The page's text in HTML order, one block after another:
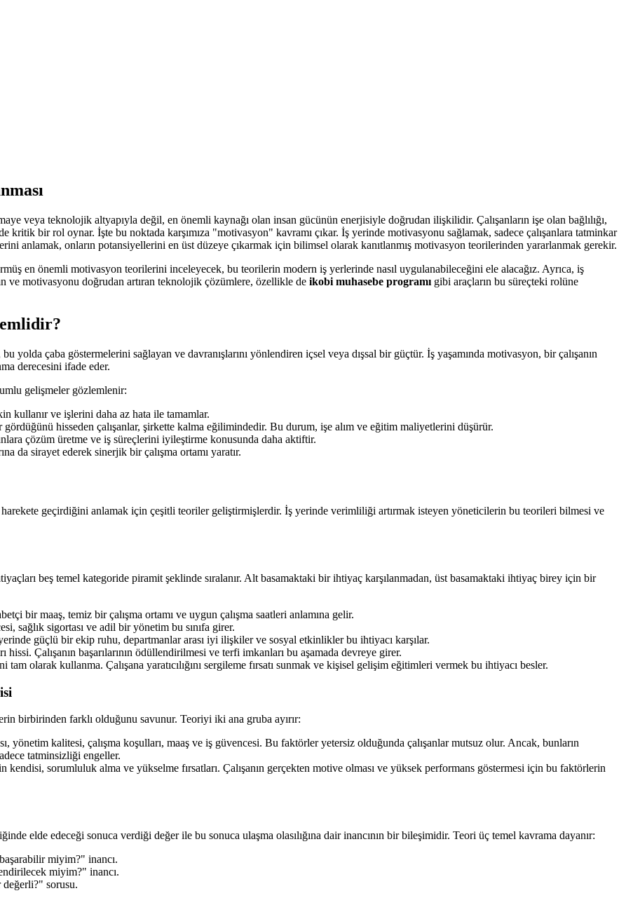
veya teknolojik altyapıyla değil, en önemli kaynağı olan insan gücünün enerjisiyle doğrudan ilişkilidir. Çalışanların işe olan bağlılığı,
bir rol oynar. İşte bu noktada karşımıza "motivasyon" kavramı çıkar. İş yerinde motivasyonu sağlamak, sadece çalışanlara tatminkar
anlamak, onların potansiyellerini en üst düzeye çıkarmak için bilimsel olarak kanıtlanmış motivasyon teorilerinden yararlanmak gerekir.
en önemli motivasyon teorilerini inceleyecek, bu teorilerin modern iş yerlerinde nasıl uygulanabileceğini ele alacağız. Ayrıca, iş
ve motivasyonu doğrudan artıran teknolojik çözümlere, özellikle de ikobi muhasebe programı gibi araçların bu süreçteki rolüne
çaba göstermelerini sağlayan ve davranışlarını yönlendiren içsel veya dışsal bir güçtür. İş yaşamında motivasyon, bir çalışanın
derecesini ifade eder.
gelişmeler gözlemlenir:
kullanır ve işlerini daha az hata ile tamamlar.
hisseden çalışanlar, şirkette kalma eğilimindedir. Bu durum, işe alım ve eğitim maliyetlerini düşürür.
çözüm üretme ve iş süreçlerini iyileştirme konusunda daha aktiftir.
da sirayet ederek sinerjik bir çalışma ortamı yaratır.
geçirdiğini anlamak için çeşitli teoriler geliştirmişlerdir. İş yerinde verimliliği artırmak isteyen yöneticilerin bu teorileri bilmesi ve
beş temel kategoride piramit şeklinde sıralanır. Alt basamaktaki bir ihtiyaç karşılanmadan, üst basamaktaki ihtiyaç birey için bir
bir maaş, temiz bir çalışma ortamı ve uygun çalışma saatleri anlamına gelir.
sağlık sigortası ve adil bir yönetim bu sınıfa girer.
güçlü bir ekip ruhu, departmanlar arası iyi ilişkiler ve sosyal etkinlikler bu ihtiyacı karşılar.
hissi. Çalışanın başarılarının ödüllendirilmesi ve terfi imkanları bu aşamada devreye girer.
olarak kullanma. Çalışana yaratıcılığını sergileme fırsatı sunmak ve kişisel gelişim eğitimleri vermek bu ihtiyacı besler.
birbirinden farklı olduğunu savunur. Teoriyi iki ana gruba ayırır:
yönetim kalitesi, çalışma koşulları, maaş ve iş güvencesi. Bu faktörler yetersiz olduğunda çalışanlar mutsuz olur. Ancak, bunların
tatminsizliği engeller.
kendisi, sorumluluk alma ve yükselme fırsatları. Çalışanın gerçekten motive olması ve yüksek performans göstermesi için bu faktörlerin
elde edeceği sonuca verdiği değer ile bu sonuca ulaşma olasılığına dair inancının bir bileşimidir. Teori üç temel kavrama dayanır:
miyim?" inancı.
miyim?" inancı.
sorusu.